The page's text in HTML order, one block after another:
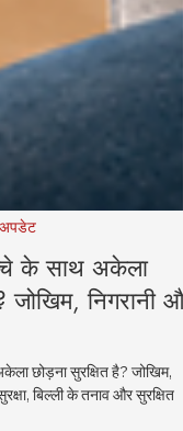
अपडेट
के साथ अकेला
जोखिम, निगरानी और
छोड़ना सुरक्षित है? जोखिम,